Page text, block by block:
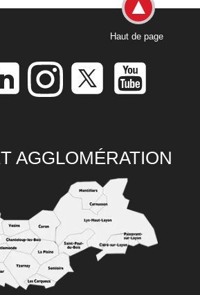
Haut de page
AGGLOMÉRATION